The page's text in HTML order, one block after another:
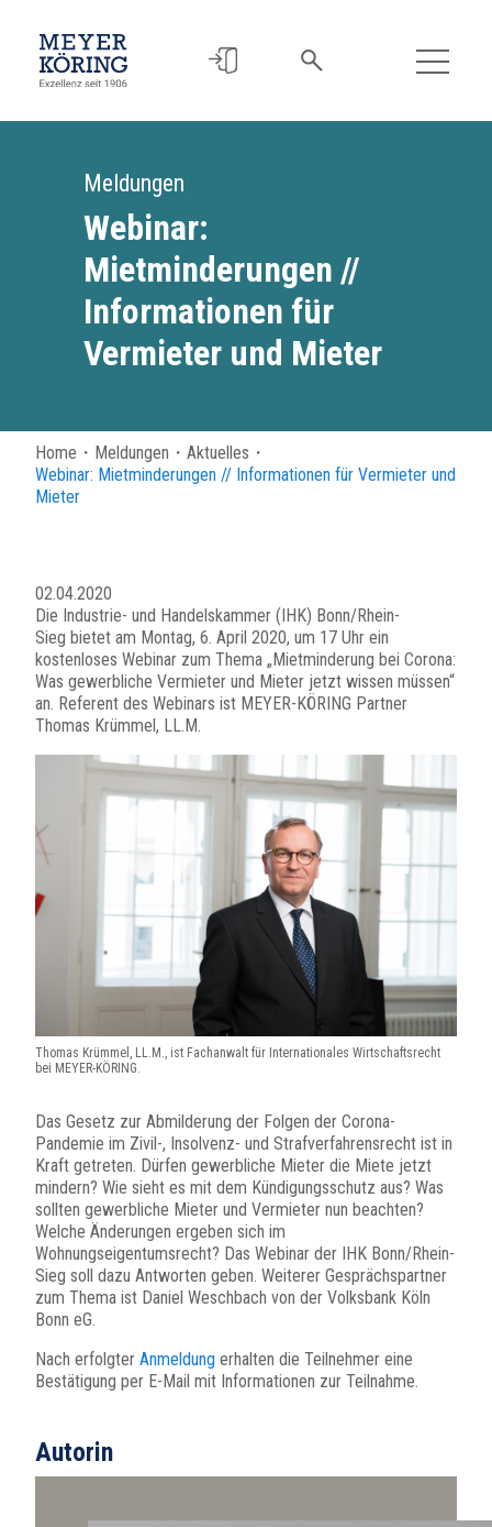
Meldungen
Webinar:
Mietminderungen //
Informationen für
Vermieter und Mieter
Home ・ Meldungen ・ Aktuelles ・
Webinar: Mietminderungen // Informationen für Vermieter und
Mieter
02.04.2020
Die Industrie- und Handelskammer (IHK) Bonn/Rhein-
Sieg bietet am Montag, 6. April 2020, um 17 Uhr ein
kostenloses Webinar zum Thema „Mietminderung bei Corona:
Was gewerbliche Vermieter und Mieter jetzt wissen müssen“
an. Referent des Webinars ist MEYER-KÖRING Partner
Thomas Krümmel, LL.M.
Thomas Krümmel, LL.M., ist Fachanwalt für Internationales Wirtschaftsrecht
bei MEYER-KÖRING.
Das Gesetz zur Abmilderung der Folgen der Corona-
Pandemie im Zivil-, Insolvenz- und Strafverfahrensrecht ist in
Kraft getreten. Dürfen gewerbliche Mieter die Miete jetzt
mindern? Wie sieht es mit dem Kündigungsschutz aus? Was
sollten gewerbliche Mieter und Vermieter nun beachten?
Welche Änderungen ergeben sich im
Wohnungseigentumsrecht? Das Webinar der IHK Bonn/Rhein-
Sieg soll dazu Antworten geben. Weiterer Gesprächspartner
zum Thema ist Daniel Weschbach von der Volksbank Köln
Bonn eG.
Nach erfolgter Anmeldung erhalten die Teilnehmer eine
Bestätigung per E-Mail mit Informationen zur Teilnahme.
Autorin